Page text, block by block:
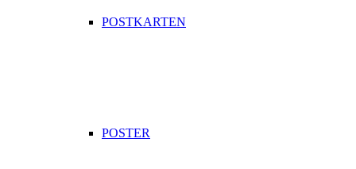
POSTKARTEN
POSTER